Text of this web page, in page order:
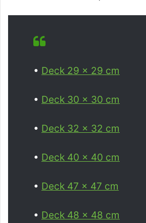
• Deck 29 x 29 cm
• Deck 30 x 30 cm
• Deck 32 x 32 cm
• Deck 40 x 40 cm
• Deck 47 x 47 cm
• Deck 48 x 48 cm